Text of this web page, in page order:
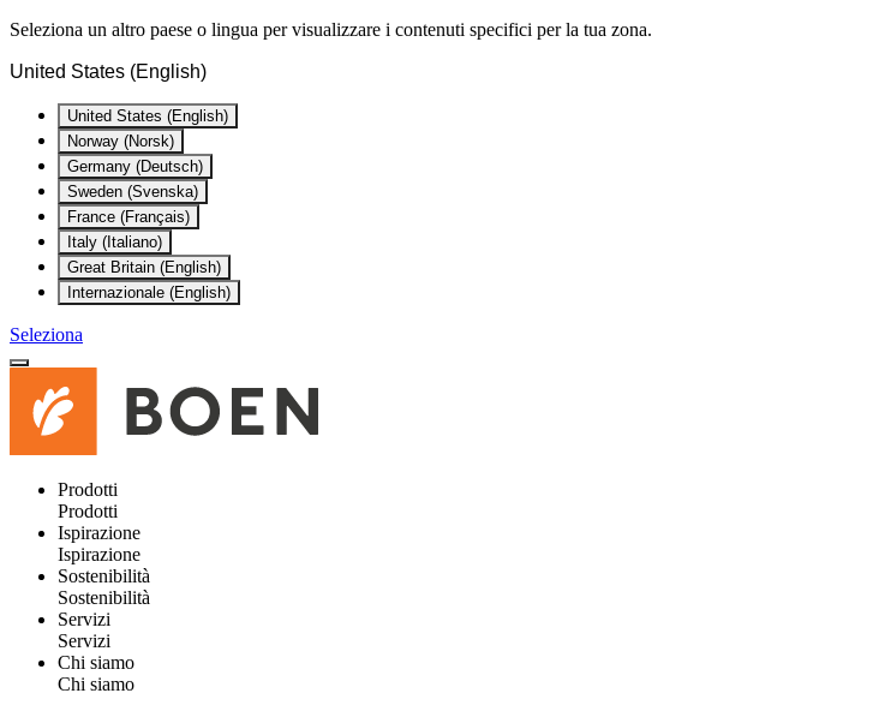
Seleziona un altro paese o lingua per visualizzare i contenuti specifici per la tua zona.
United States (English)
United States (English)
Norway (Norsk)
Germany (Deutsch)
Sweden (Svenska)
France (Français)
Italy (Italiano)
Great Britain (English)
Internazionale (English)
Seleziona
Prodotti
Prodotti
Ispirazione
Ispirazione
Sostenibilità
Sostenibilità
Servizi
Servizi
Chi siamo
Chi siamo